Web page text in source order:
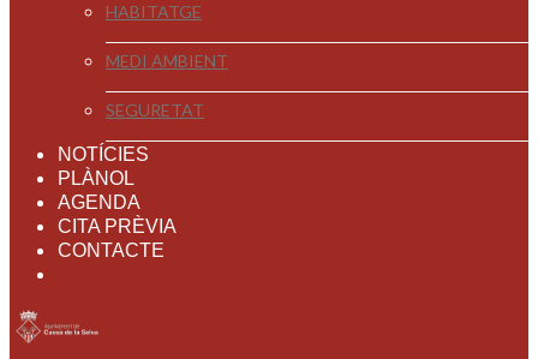
HABITATGE
MEDI AMBIENT
SEGURETAT
NOTÍCIES
PLÀNOL
AGENDA
CITA PRÈVIA
CONTACTE